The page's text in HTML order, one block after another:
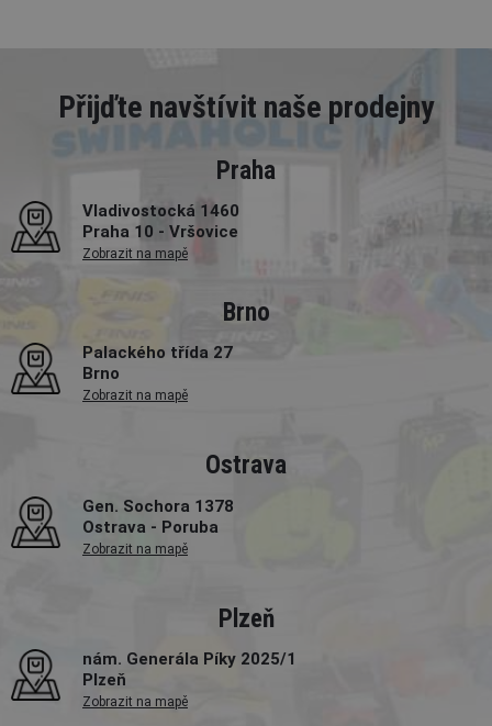
Přijďte navštívit naše prodejny
Praha
Vladivostocká 1460
Praha 10 - Vršovice
Zobrazit na mapě
Brno
Palackého třída 27
Brno
Zobrazit na mapě
Ostrava
Gen. Sochora 1378
Ostrava - Poruba
Zobrazit na mapě
Plzeň
nám. Generála Píky 2025/1
Plzeň
Zobrazit na mapě